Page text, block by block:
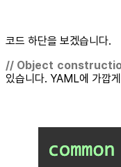
코드 하단을 보겠습니다.
// Object
있습니다. YAML에 가깝